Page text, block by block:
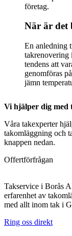
företag.
När är det
En anledning
takrenovering
tendens att
genomföras
jämn
Vi hjälper dig med
Våra takexperter
takomläggning och
knappen nedan.
Offertförfrågan
Takservice i Borås
erfarenhet av
med allt inom tak i
Ring oss direkt